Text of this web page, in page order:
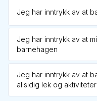
Jeg har inntrykk av at
Jeg har inntrykk av at
barnehagen
Jeg har inntrykk av at
allsidig lek og aktiviteter